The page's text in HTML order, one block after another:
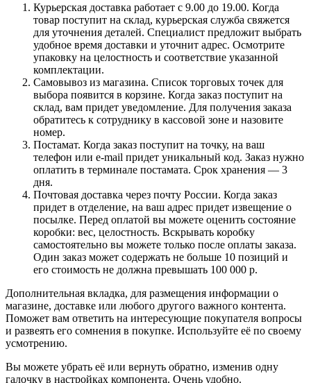
Курьерская доставка работает с 9.00 до 19.00. Когда
товар поступит на склад, курьерская служба свяжется
для уточнения деталей. Специалист предложит выбрать
удобное время доставки и уточнит адрес. Осмотрите
упаковку на целостность и соответствие указанной
комплектации.
Самовывоз из магазина. Список торговых точек для
выбора появится в корзине. Когда заказ поступит на
склад, вам придет уведомление. Для получения заказа
обратитесь к сотруднику в кассовой зоне и назовите
номер.
Постамат. Когда заказ поступит на точку, на ваш
телефон или e-mail придет уникальный код. Заказ нужно
оплатить в терминале постамата. Срок хранения — 3
дня.
Почтовая доставка через почту России. Когда заказ
придет в отделение, на ваш адрес придет извещение о
посылке. Перед оплатой вы можете оценить состояние
коробки: вес, целостность. Вскрывать коробку
самостоятельно вы можете только после оплаты заказа.
Один заказ может содержать не больше 10 позиций и
его стоимость не должна превышать 100 000 р.
Дополнительная вкладка, для размещения информации о
магазине, доставке или любого другого важного контента.
Поможет вам ответить на интересующие покупателя вопросы
и развеять его сомнения в покупке. Используйте её по своему
усмотрению.
Вы можете убрать её или вернуть обратно, изменив одну
галочку в настройках компонента. Очень удобно.